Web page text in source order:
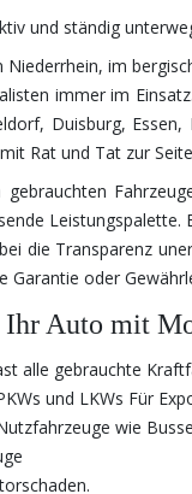
und ständig
im
immer im
Duisburg,
Rat und Tat zur
die Transparenz
Garantie oder
Ihr Auto mit
alle gebrauchte
und LKWs Für
wie